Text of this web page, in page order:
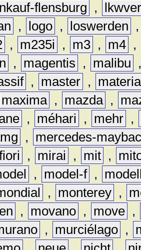
flensburg ,
, logo , loswerden
, m235i , m3 , m4 ,
, magentis , malibu
, master ,
materia
maxima , mazda ,
, méhari , mehr ,
,
mercedes-
, mirai , mit ,
, model-f ,
, monterey ,
, movano , move ,
, murciélago ,